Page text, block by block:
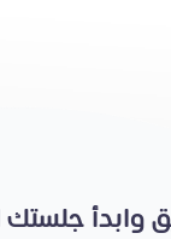
وابدأ جلستك